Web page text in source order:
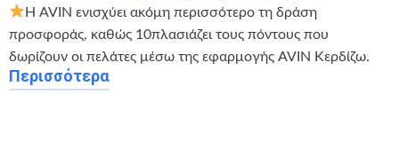
Η AVIN ενισχύει ακόμη περισσότερο τη δράση
προσφοράς, καθώς 10πλασιάζει τους πόντους που
δωρίζουν οι πελάτες μέσω της εφαρμογής AVIN Κερδίζω.
Περισσότερα